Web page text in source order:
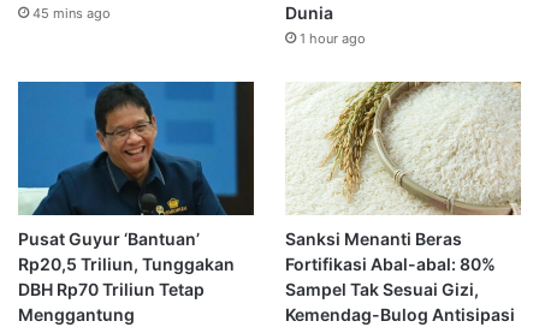
45 mins ago
Dunia
1 hour ago
Pusat Guyur ‘Bantuan’
Rp20,5 Triliun, Tunggakan
DBH Rp70 Triliun Tetap
Menggantung
Sanksi Menanti Beras
Fortifikasi Abal-abal: 80%
Sampel Tak Sesuai Gizi,
Kemendag-Bulog Antisipasi